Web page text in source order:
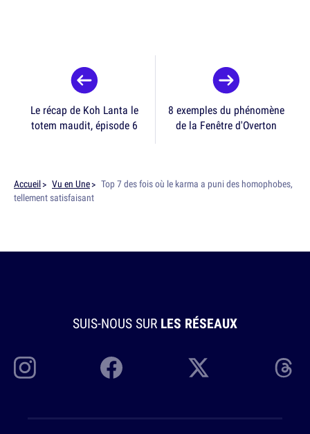
Le récap de Koh Lanta le
totem maudit, épisode 6
8 exemples du phénomène
de la Fenêtre d'Overton
Accueil Vu en Une
Top 7 des fois où le karma a puni des homophobes,
tellement satisfaisant
SUIS-NOUS SUR LES RÉSEAUX